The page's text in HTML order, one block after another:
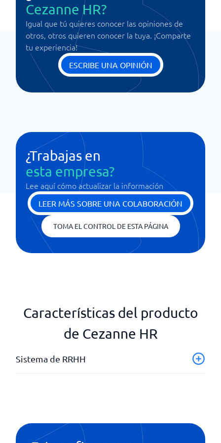
Cezanne HR?
Igual que tú quieres conocer las opiniones de
otros, otros quieren conocer la tuya. ¡Comparte
tu experiencia!
ESCRIBE UNA OPINIÓN
¿Trabajas en
esta empresa?
Lee aquí cómo actualizar la información
LEER MÁS SOBRE UNA COLABORACIÓN
TOMA EL CONTROL DE ESTA PÁGINA
Características del producto
de Cezanne HR
Sistema de RRHH
Control de permisos de usuario
CoreHR